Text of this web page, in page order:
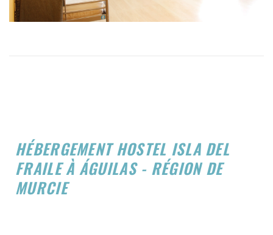
HÉBERGEMENT HOSTEL ISLA DEL
FRAILE À ÁGUILAS - RÉGION DE
MURCIE